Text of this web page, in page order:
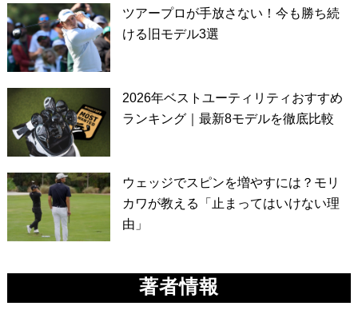
ツアープロが手放さない！今も勝ち続
ける旧モデル3選
2026年ベストユーティリティおすすめ
ランキング｜最新8モデルを徹底比較
ウェッジでスピンを増やすには？モリ
カワが教える「止まってはいけない理
由」
著者情報